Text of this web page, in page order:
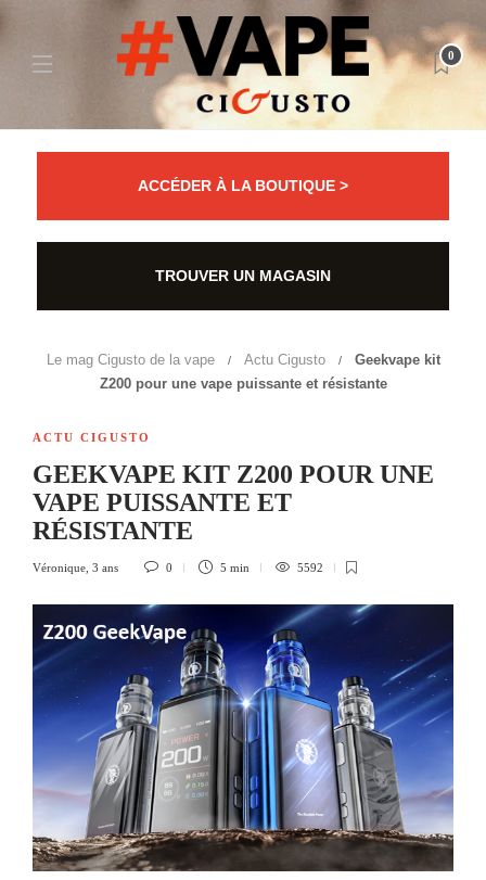
0
ACCÉDER À LA BOUTIQUE >
TROUVER UN MAGASIN
Le mag Cigusto de la vape Actu Cigusto
Geekvape kit
Z200 pour une vape puissante et résistante
ACTU CIGUSTO
GEEKVAPE KIT Z200 POUR UNE
VAPE PUISSANTE ET
RÉSISTANTE
Véronique 3 ans 0 5 min 5592